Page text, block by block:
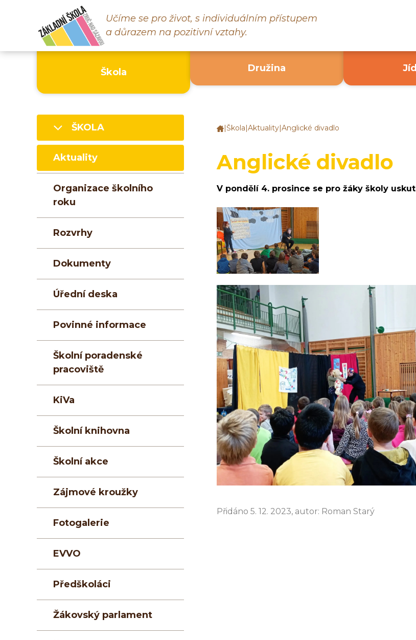
Učíme se pro život, s individuálním přístupem
a důrazem na pozitivní vztahy.
Škola Družina
Základní
nad
Sázavou
Škola Aktuality Anglické divadlo
Anglické divadlo
V pondělí 4. prosince se pro žáky školy
Přidáno 5. 12. 2023, autor: Roman Starý
ŠKOLA
Aktuality
Organizace školního
roku
Rozvrhy
Dokumenty
Úřední deska
Povinné informace
Školní poradenské
pracoviště
KiVa
Školní knihovna
Školní akce
Zájmové kroužky
Fotogalerie
EVVO
Předškoláci
Žákovský parlament